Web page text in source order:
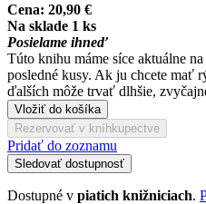
Cena: 20,90 €
Na sklade 1 ks
Posielame ihneď
Túto knihu máme síce aktuálne
posledné kusy. Ak ju chcete mať
ďalších môže trvať dlhšie,
Vložiť do košíka
Rezervovať v kníhkupectve
Pridať do zoznamu
Sledovať dostupnosť
Dostupné v piatich knižniciach.